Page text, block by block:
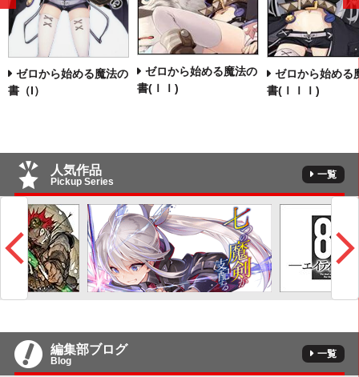
ゼロから始める魔法の
書（I）
ゼロから始める魔法の
書(ＩＩ)
ゼロから始める
書(ＩＩＩ)
へ
人気作品
Pickup Series
一覧
編集部ブログ
Blog
一覧